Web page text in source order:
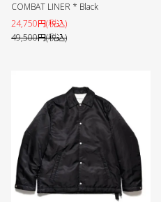
COMBAT LINER * Black
24,750円(税込)
49,500円(税込)